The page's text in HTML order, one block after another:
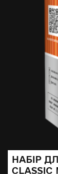
НАБІР
CLASSIC